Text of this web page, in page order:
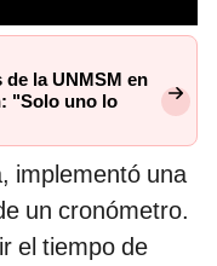
la UNMSM en
"Solo uno lo
implementó una
un cronómetro.
el tiempo de